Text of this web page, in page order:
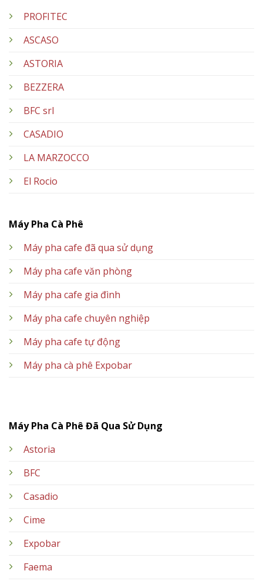
PROFITEC
ASCASO
ASTORIA
BEZZERA
BFC srl
CASADIO
LA MARZOCCO
El Rocio
Máy Pha Cà Phê
Máy pha cafe đã qua sử dụng
Máy pha cafe văn phòng
Máy pha cafe gia đình
Máy pha cafe chuyên nghiệp
Máy pha cafe tự động
Máy pha cà phê Expobar
Máy Pha Cà Phê Đã Qua Sử Dụng
Astoria
BFC
Casadio
Cime
Expobar
Faema